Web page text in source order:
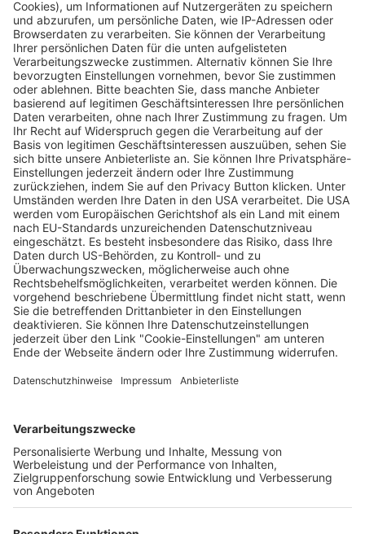
Größter Einsatz seit Papstbesuch: Freiburg
vor Europa-League-Spiel gegen Tel Aviv
Enya Steinbrecher 20.01.2026
Freiburger Wochenbericht
Der Wochenbericht
wurde zum 31. Juli 2026
eingestellt.